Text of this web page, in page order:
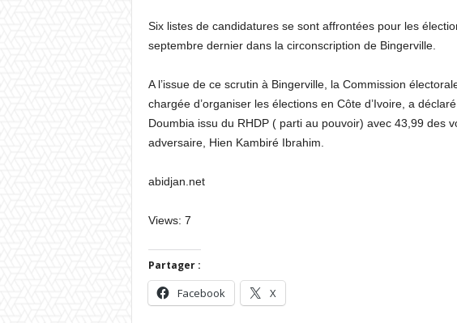
Six listes de candidatures se sont affrontées pour les
septembre dernier dans la circonscription de Bingerville.
A l’issue de ce scrutin à Bingerville, la Commission
chargée d’organiser les élections en Côte d’Ivoire, a
Doumbia issu du RHDP ( parti au pouvoir) avec 43,99 des
adversaire, Hien Kambiré Ibrahim.
abidjan.net
Views: 7
Partager :
Facebook X